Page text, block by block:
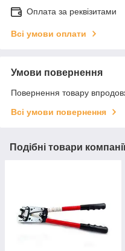
Оплата за реквізитами
Всі умови оплати
Умови повернення
Повернення товару
Всі умови повернення
Подібні товари